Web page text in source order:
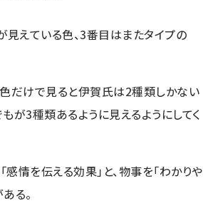
見えている色、3番目はまたタイプの
色だけで見ると伊賀氏は2種類しかない
もが3種類あるように見えるようにしてく
感情を伝える効果」と、物事を「わかりや
る。